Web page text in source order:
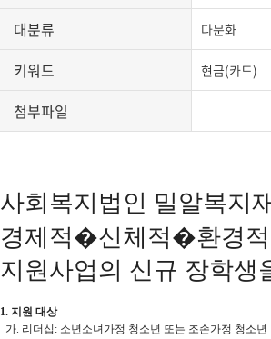
대분류 다문화
키워드 현금(카드)
첨부파일
사회복지법인 밀알복지
경제적�신체적�환경적
지원사업의 신규 장학생
1. 지원 대상
가. 리더십: 소년소녀가정 청소년 또는 조손가정 청소년